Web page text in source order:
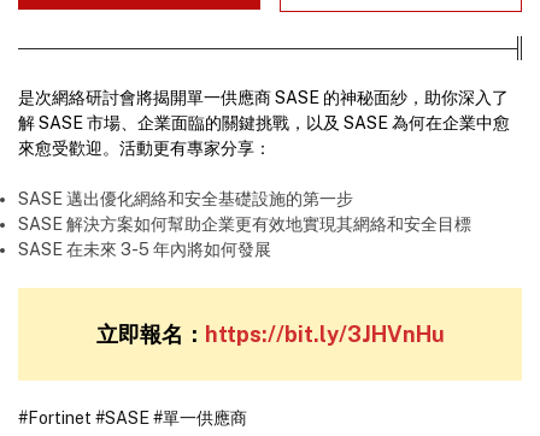
是次網絡研討會將揭開單一供應商 SASE 的神秘面紗，助你深入了
解 SASE 市場、企業面臨的關鍵挑戰，以及 SASE 為何在企業中愈
來愈受歡迎。活動更有專家分享：
SASE 邁出優化網絡和安全基礎設施的第一步
SASE 解決方案如何幫助企業更有效地實現其網絡和安全目標
SASE 在未來 3-5 年內將如何發展
立即報名： https://bit.ly/3JHVnHu
#Fortinet #SASE#單一供應商